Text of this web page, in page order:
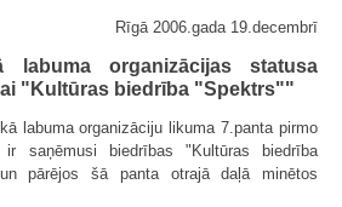
Rīgā 2006.gada 19.decembrī
labuma organizācijas statusa
"Kultūras biedrība "Spektrs""
labuma organizāciju likuma 7.panta pirmo
saņēmusi biedrības "Kultūras biedrība
pārējos šā panta otrajā daļā minētos